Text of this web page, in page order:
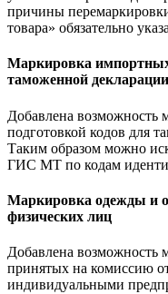
причины
товара» обязательно
Маркировка импортных
таможенной декларации
Добавлена возможность
подготовкой кодов для
Таким образом можно
ГИС МТ по кодам
Маркировка одежды и
физических лиц
Добавлена возможность
принятых на комиссию
индивидуальными